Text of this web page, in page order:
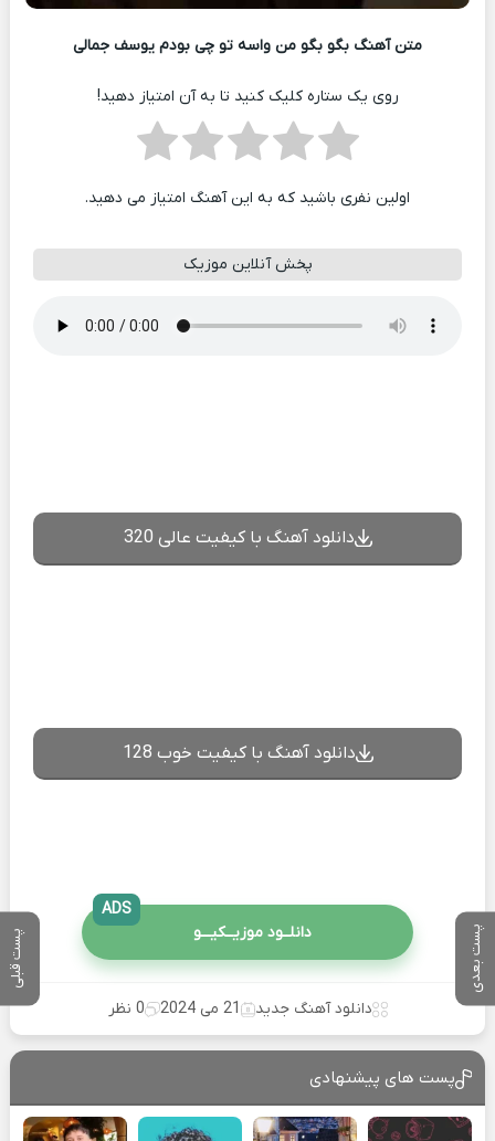
پست بعدی پست قبلی
متن آهنگ بگو بگو من واسه تو چی بودم یوسف جمالی
روی یک ستاره کلیک کنید تا به آن امتیاز دهید!
اولین نفری باشید که به این آهنگ امتیاز می دهید.
پخش آنلاین موزیک
دانلود آهنگ با کیفیت عالی 320
دانلود آهنگ با کیفیت خوب 128
دانلــود موزیــکیـــو
ADS
دانلود آهنگ جدید 21 می 2024 0 نظر
پست های پیشنهادی